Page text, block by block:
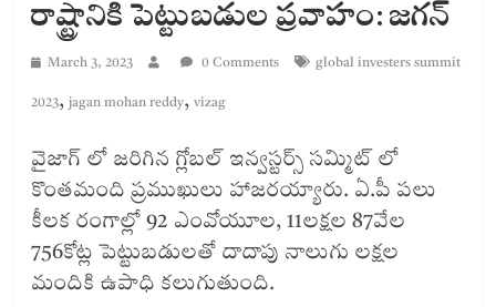
రాష్ట్రానికి పెట్టుబడుల ప్రవాహం: జగన్
March 3, 2023 0 Comments global investers summit
2023,jagan mohan reddy,vizag
వైజాగ్ లో జరిగిన గ్లోబల్ ఇన్వస్టర్స్ సమ్మిట్ లో
కొంతమంది ప్రముఖులు హాజరయ్యారు. ఏ.పీ పలు
కీలక రంగాల్లో 92 ఎంవోయూల, 11లక్షల 87వేల
756కోట్ల పెట్టుబడులతో దాదాపు నాలుగు లక్షల
మందికి ఉపాధి కలుగుతుంది.